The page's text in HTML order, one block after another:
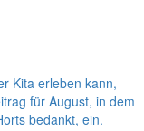
Kita erleben kann,
für August, in dem
bedankt, ein.